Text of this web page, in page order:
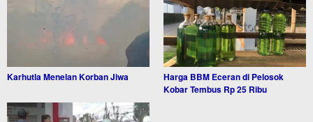
Karhutla Menelan Korban Jiwa
Harga BBM Eceran di Pelosok
Kobar Tembus Rp 25 Ribu